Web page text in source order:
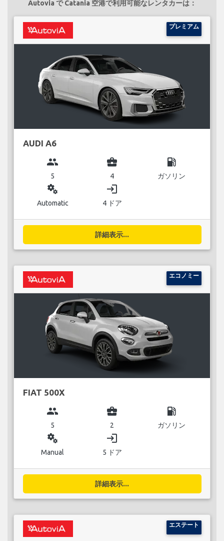
Autovia で Catania 空港で利用可能なレンタカーは：
プレミアム
AUDI A6
group
5
business_center
4
local_gas_station
ガソリン
miscellaneous_services
Automatic
login
4 ドア
詳細表示...
エコノミー
FIAT 500X
group
5
business_center
2
local_gas_station
ガソリン
miscellaneous_services
Manual
login
5 ドア
詳細表示...
エステート